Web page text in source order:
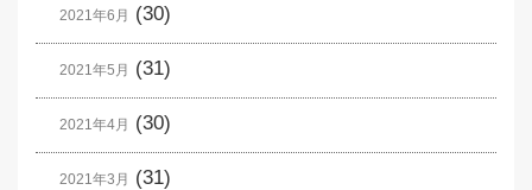
2021年6月 (30)
2021年5月 (31)
2021年4月 (30)
2021年3月 (31)